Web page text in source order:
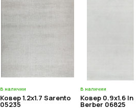
В наличии
Ковер 1.2x1.7 Sarento
05235
В наличии
Ковер 0.9x1.6
Berber 06825